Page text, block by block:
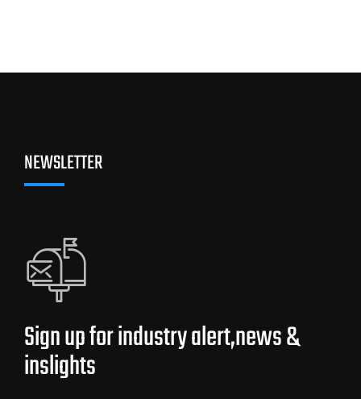
NEWSLETTER
Sign up for industry alert,news &
inslights